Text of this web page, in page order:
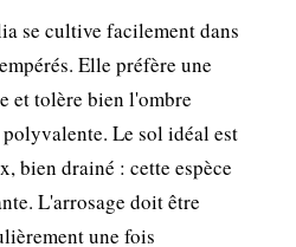
se cultive facilement dans
Elle préfère une
et tolère bien l'ombre
Le sol idéal est
bien drainé : cette espèce
L'arrosage doit être
une fois